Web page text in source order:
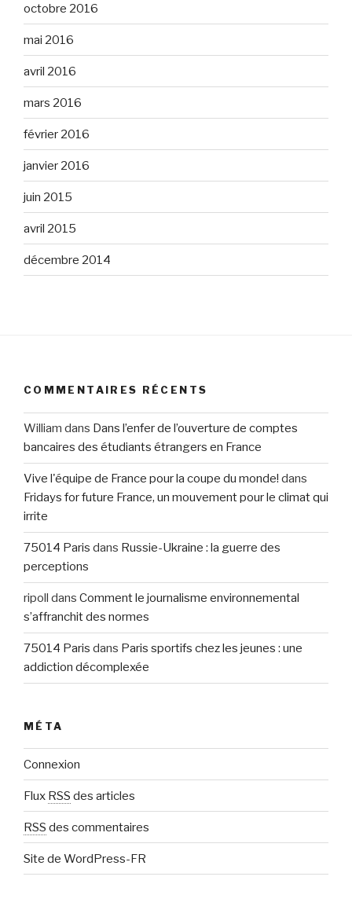
octobre 2016
mai 2016
avril 2016
mars 2016
février 2016
janvier 2016
juin 2015
avril 2015
décembre 2014
COMMENTAIRES RÉCENTS
William dans Dans l’enfer de l’ouverture de comptes
bancaires des étudiants étrangers en France
Vive l'équipe de France pour la coupe du monde! dans
Fridays for future France, un mouvement pour le climat qui
irrite
75014 Paris dans Russie-Ukraine : la guerre des
perceptions
ripoll dans Comment le journalisme environnemental
s’affranchit des normes
75014 Paris dans Paris sportifs chez les jeunes : une
addiction décomplexée
MÉTA
Connexion
Flux RSS des articles
RSS des commentaires
Site de WordPress-FR